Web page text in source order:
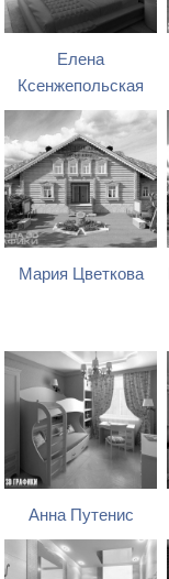
Елена
Ксенжепольская
Мария Цветкова
Анна Путенис